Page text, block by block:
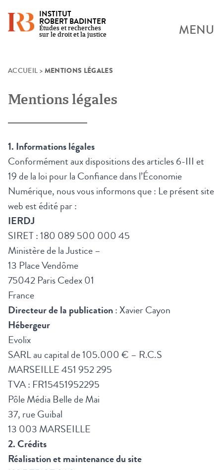
Skip
content
INSTITUT
ROBERT BADINTER
Études et recherches
sur le droit et la justice
MENU
ACCUEIL > MENTIONS LÉGALES
Mentions légales
1. Informations légales
Conformément aux dispositions des articles 6-III et
19 de la loi pour la Confiance dans l’Économie
Numérique, nous vous informons que : Le présent site
web est édité par :
IERDJ
SIRET : 180 089 500 000 45
Ministère de la Justice –
13 Place Vendôme
75042 Paris Cedex 01
France
Directeur de la publication: Xavier Cayon
Hébergeur
Evolix
SARL au capital de 105.000 € – R.C.S
MARSEILLE 451 952 295
TVA : FR15451952295
Pôle Média Belle de Mai
37, rue Guibal ­
13 003 MARSEILLE
2. Crédits
Réalisation et maintenance du site